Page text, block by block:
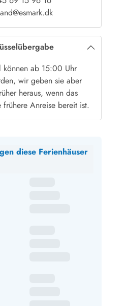
können ab 15:00 Uhr
wir geben sie aber
heraus, wenn das
frühere Anreise bereit ist.
diese Ferienhäuser